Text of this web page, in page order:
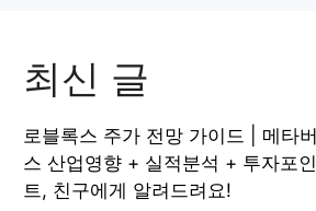
최신 글
로블록스 주가 전망 가이드 | 메타버
스 산업영향 + 실적분석 + 투자포인
트, 친구에게 알려드려요!